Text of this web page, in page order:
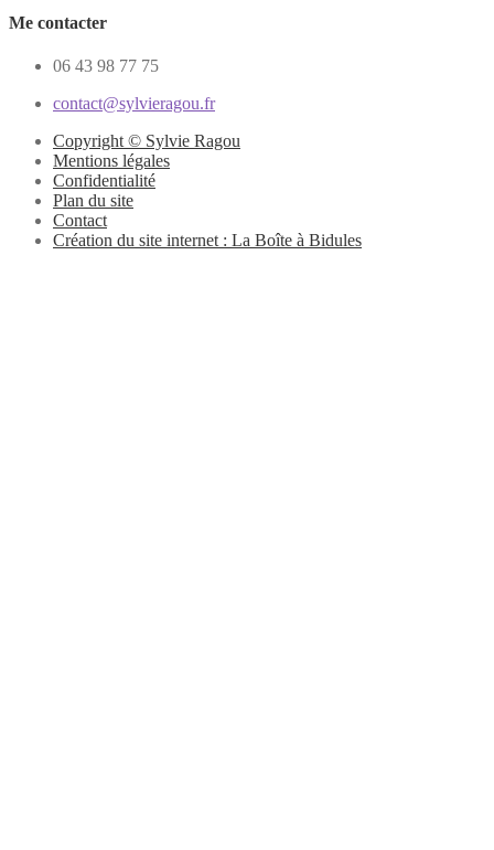
Me contacter
06 43 98 77 75
contact@sylvieragou.fr
Copyright © Sylvie Ragou
Mentions légales
Confidentialité
Plan du site
Contact
Création du site internet : La Boîte à Bidules